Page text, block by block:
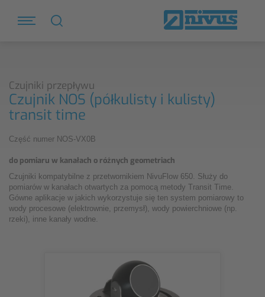
Czujniki przepływu
Czujnik NOS (półkulisty i kulisty)
transit time
Część numer NOS-VX0B
do pomiaru w kanałach o różnych geometriach
Czujniki kompatybilne z przetwornikiem NivuFlow 650. Służy do
pomiarów w kanałach otwartych za pomocą metody Transit Time.
Gówne aplikacje w jakich wykorzystuje się ten system pomiarowy to
wody procesowe (elektrownie, przemysł), wody powierchniowe (np.
rzeki), inne kanały wodne.